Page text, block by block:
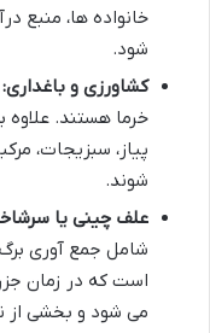
خانواده ها، منبع
شود.
کشاورزی و باغداری:
خرما هستند. علاوه
پیاز، سبزیجات،
شوند.
علف چینی یا
شامل جمع آوری
است که در زمان
می شود و بخشی از